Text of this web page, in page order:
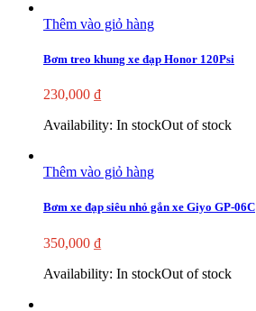
Thêm vào giỏ hàng
Bơm treo khung xe đạp Honor 120Psi
230,000 ₫
Availability: In stockOut of stock
Thêm vào giỏ hàng
Bơm xe đạp siêu nhỏ gắn xe Giyo GP-06C
350,000 ₫
Availability: In stockOut of stock